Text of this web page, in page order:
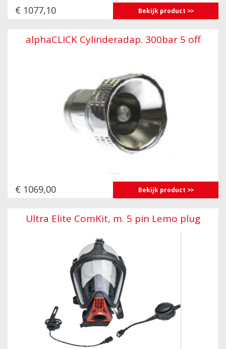
€ 1077,10 Bekijk product
alphaCLICK Cylinderadap. 300bar 5 off
€ 1069,00 Bekijk product
Ultra Elite ComKit, m. 5 pin Lemo plug